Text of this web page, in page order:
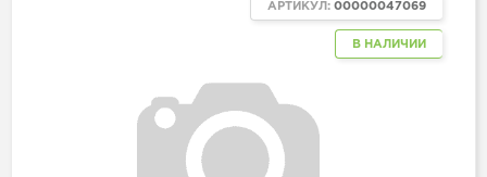
В НАЛИЧИИ
АРТИКУЛ: 00000047069